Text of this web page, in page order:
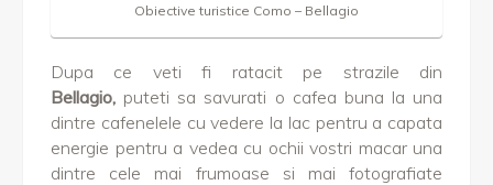
Obiective turistice Como – Bellagio
Dupa ce veti fi ratacit pe strazile din
Bellagio, puteti sa savurati o cafea buna la una
dintre cafenelele cu vedere la lac pentru a capata
energie pentru a vedea cu ochii vostri macar una
dintre cele mai frumoase si mai fotografiate